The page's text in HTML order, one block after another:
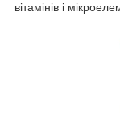
вітамінів і